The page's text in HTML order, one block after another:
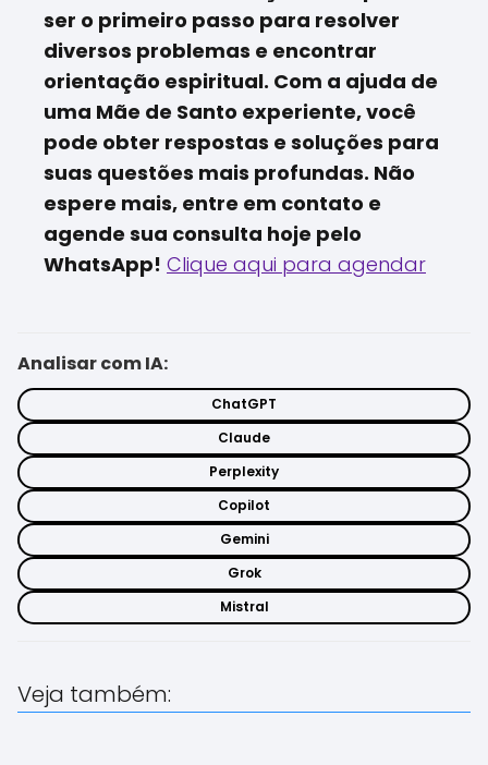
ser o primeiro passo para resolver
diversos problemas e encontrar
orientação espiritual. Com a ajuda de
uma Mãe de Santo experiente, você
pode obter respostas e soluções para
suas questões mais profundas. Não
espere mais, entre em contato e
agende sua consulta hoje pelo
WhatsApp! Clique aqui para agendar
Analisar com IA:
ChatGPT
Claude
Perplexity
Copilot
Gemini
Grok
Mistral
Veja também: